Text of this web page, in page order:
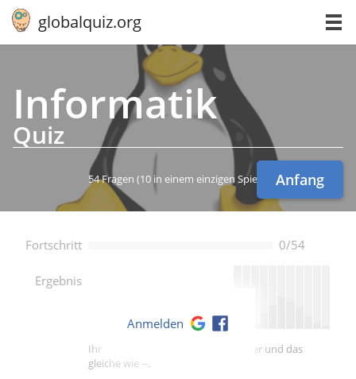
globalquiz.org
In­for­ma­tik
Quiz
54 Fragen (10 in einem einzigen Spiel) Anfang
Fortschritt 0/54
Ergebnis
Ihre Punktzahl ist besser als -- Spieler und das
gleiche wie --.
Anmelden